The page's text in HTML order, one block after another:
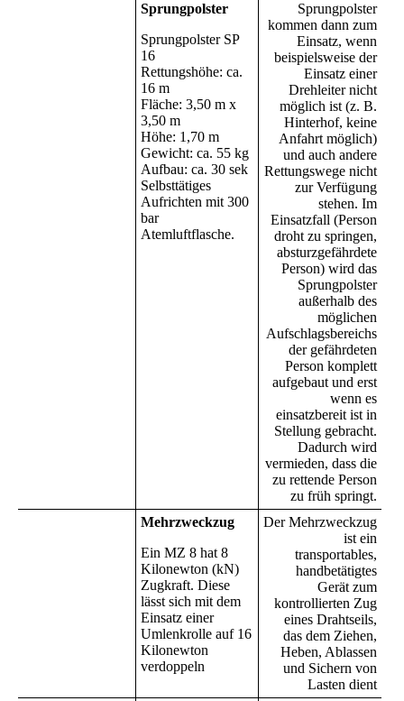
Sprungpolster
Sprungpolster SP
16
Rettungshöhe: ca.
16 m
Fläche: 3,50 m x
3,50 m
Höhe: 1,70 m
Gewicht: ca. 55 kg
Aufbau: ca. 30 sek
Selbsttätiges
Aufrichten mit 300
bar
Atemluftflasche.
Sprungpolster
kommen dann zum
Einsatz, wenn
beispielsweise der
Einsatz einer
Drehleiter nicht
möglich ist (z. B.
Hinterhof, keine
Anfahrt möglich)
und auch andere
Rettungswege nicht
zur Verfügung
stehen. Im
Einsatzfall (Person
droht zu springen,
absturzgefährdete
Person) wird das
Sprungpolster
außerhalb des
möglichen
Aufschlagsbereichs
der gefährdeten
Person komplett
aufgebaut und erst
wenn es
einsatzbereit ist in
Stellung gebracht.
Dadurch wird
vermieden, dass die
zu rettende Person
zu früh springt.
Mehrzweckzug
Ein MZ 8 hat 8
Kilonewton (kN)
Zugkraft. Diese
lässt sich mit dem
Einsatz einer
Umlenkrolle auf 16
Kilonewton
verdoppeln
Der Mehrzweckzug
ist ein
transportables,
handbetätigtes
Gerät zum
kontrollierten Zug
eines Drahtseils,
das dem Ziehen,
Heben, Ablassen
und Sichern von
Lasten dient